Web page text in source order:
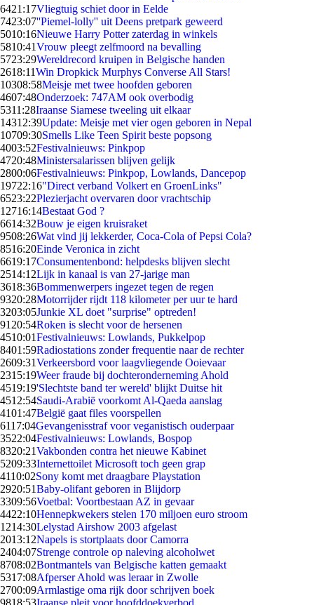
6421:17Vliegtuig schiet door in Eelde
7423:07''Piemel-lolly'' uit Deens pretpark geweerd
5010:16Nieuwe Harry Potter zaterdag in winkels
5810:41Vrouw pleegt zelfmoord na bevalling
5723:29Wereldrecord kruipen in Belgische handen
2618:11Win Dropkick Murphys Converse All Stars!
10308:58Meisje met twee hoofden geboren
4607:48Onderzoek: 747AM ook overbodig
5311:28Iraanse Siamese tweeling uit elkaar
14312:39Update: Meisje met vier ogen geboren in Nepal
10709:30Smells Like Teen Spirit beste popsong
4003:52Festivalnieuws: Pinkpop
4720:48Ministersalarissen blijven gelijk
2800:06Festivalnieuws: Pinkpop, Lowlands, Dancepop
19722:16"Direct verband Volkert en GroenLinks"
6523:22Plezierjacht overvaren door vrachtschip
12716:14Bestaat God ?
6614:32Bouw je eigen kruisraket
9508:26Wat vind jij lekkerder, Coca-Cola of Pepsi Cola?
8516:20Einde Veronica in zicht
6619:17Consumentenbond: helpdesks blijven slecht
2514:12Lijk in kanaal is van 27-jarige man
3618:36Bommenwerpers ingezet tegen de regen
9320:28Motorrijder rijdt 118 kilometer per uur te hard
3203:05Junkie XL doet "surprise" optreden!
91 20:54Roken is slecht voor de hersenen
4510:01Festivalnieuws: Lowlands, Pukkelpop
8401:59Radiostations zonder frequentie naar de rechter
2609:31Verkeersbord voor laagvliegende Ooievaar
2315:19Weer fraude bij dochteronderneming Ahold
4519:19'Slechtste band ter wereld' blijkt Duitse hit
4512:54Saudi-Arabië voorkomt Al-Qaeda aanslag
4101:47België gaat files voorspellen
6117:04Gevangenisstraf voor veganistisch ouderpaar
3522:04Festivalnieuws: Lowlands, Bospop
8320:21Vakbonden contra het nieuwe Kabinet
5209:33Internettoilet Microsoft toch geen grap
4110:02Sony komt met draagbare Playstation
2920:51Baby-olifant geboren in Blijdorp
3309:56Voetbal: Voortbestaan AZ in gevaar
4422:10Hennepkwekers stelen 170 miljoen euro stroom
1214:30Lelystad Airshow 2003 afgelast
2013:12Napels is stortplaats door Camorra
2404:07Strenge controle op naleving alcoholwet
8708:02Bontmantels van Belgische katten gemaakt
5317:08Afperser Ahold was leraar in Zwolle
2700:09Armlastige oma rijk door schrijven boek
9818:53Iraanse pleit voor hoofddoekverbod